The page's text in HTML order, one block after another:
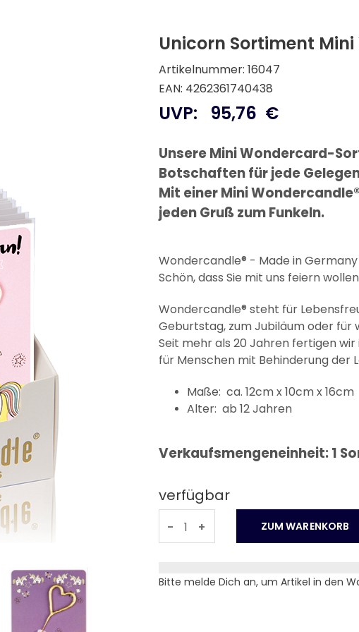
Unicorn Sortiment
Artikelnummer: 16047
EAN: 4262361740438
UVP: 95,76 €
Unsere Mini Wondercard-
Botschaften für jede
Mit einer Mini
jeden Gruß zum Funkeln.
Wondercandle® - Made in Germany
Schön, dass Sie mit uns feiern
Wondercandle® steht für
Geburtstag, zum Jubiläum oder für
Seit mehr als 20 Jahren fertigen
für Menschen mit Behinderung der
Maße: ca. 12cm x 10cm x 16cm
Alter: ab 12 Jahren
Verkaufsmengeneinheit: 1
verfügbar
- +
Bitte melde Dich an, um Artikel in den